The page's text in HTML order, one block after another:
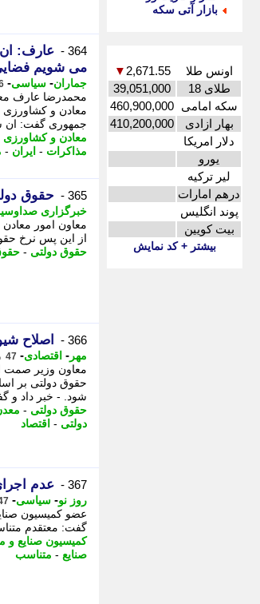
بازار آتی سکه
اونس طلا 2,671.55
▼
طلای 18
39,051,000
سکه امامی 460,900,000
بهار ازادی
410,200,000
دلار امریکا
یورو
لیر ترکیه
درهم امارات
پوند انگلیس
بیت کویین
بیشتر + کد نمایش
364 -
عارف: ان
می شویم
جماران- سیاسی- 46 روز
محمدرضا عارف
معادن و کشاورزی
جمهوری گفت: ان
معادن و کشاورزی
مذاکرات - ایران -
365 - حقوق
خبرگزاری
معاون امور
از این پس نرخ
حقوق دولتی -
366 - اصلاح
مهر - اقتصادی- 47 روز پیش - یکشنبه 31 خرداد 1405، 11:40
معاون وزیر صمت
حقوق دولتی بر
شود. - خبر داد و
حقوق دولتی -
دولتی - اقتصاد
367 - عدم
روز نو- سیاسی- 47 روز پیش - یکشنبه 31
عضو کمیسیون
گفت: معتقدم
کمیسیون صنایع
صنایع - متناسب